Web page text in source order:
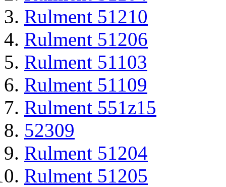
Rulment 51210
Rulment 51206
Rulment 51103
Rulment 51109
Rulment 551z15
52309
Rulment 51204
Rulment 51205